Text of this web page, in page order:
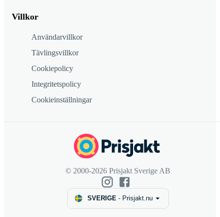
Villkor
Användarvillkor
Tävlingsvillkor
Cookiepolicy
Integritetspolicy
Cookieinställningar
© 2000-2026 Prisjakt Sverige AB
SVERIGE- Prisjakt.nu